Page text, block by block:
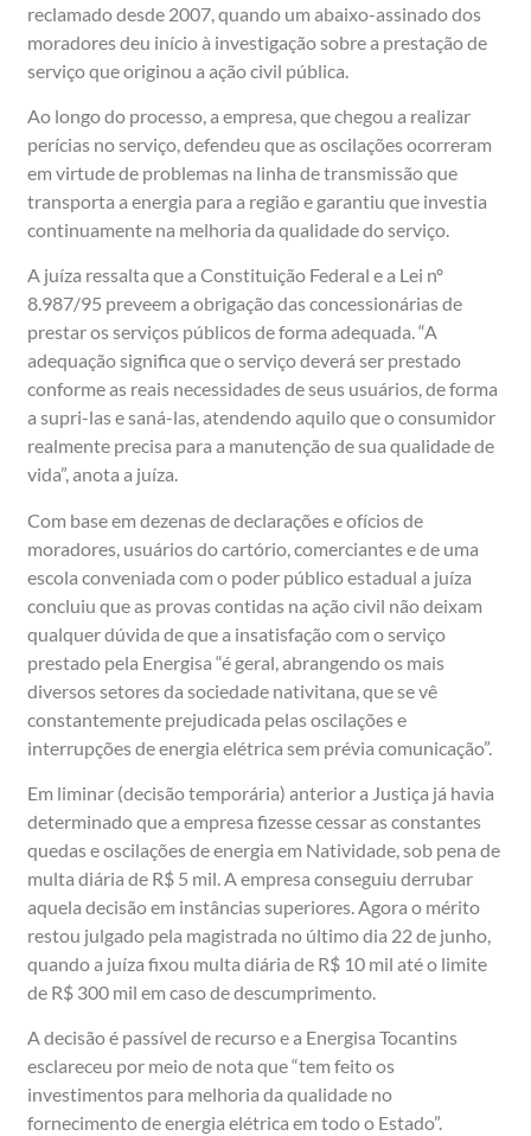
reclamado desde 2007, quando um abaixo-assinado dos
moradores deu início à investigação sobre a prestação de
serviço que originou a ação civil pública.
Ao longo do processo, a empresa, que chegou a realizar
perícias no serviço, defendeu que as oscilações ocorreram
em virtude de problemas na linha de transmissão que
transporta a energia para a região e garantiu que investia
continuamente na melhoria da qualidade do serviço.
A juíza ressalta que a Constituição Federal e a Lei nº
8.987/95 preveem a obrigação das concessionárias de
prestar os serviços públicos de forma adequada. “A
adequação significa que o serviço deverá ser prestado
conforme as reais necessidades de seus usuários, de forma
a supri-las e saná-las, atendendo aquilo que o consumidor
realmente precisa para a manutenção de sua qualidade de
vida”, anota a juíza.
Com base em dezenas de declarações e ofícios de
moradores, usuários do cartório, comerciantes e de uma
escola conveniada com o poder público estadual a juíza
concluiu que as provas contidas na ação civil não deixam
qualquer dúvida de que a insatisfação com o serviço
prestado pela Energisa “é geral, abrangendo os mais
diversos setores da sociedade nativitana, que se vê
constantemente prejudicada pelas oscilações e
interrupções de energia elétrica sem prévia comunicação”.
Em liminar (decisão temporária) anterior a Justiça já havia
determinado que a empresa fizesse cessar as constantes
quedas e oscilações de energia em Natividade, sob pena de
multa diária de R$ 5 mil. A empresa conseguiu derrubar
aquela decisão em instâncias superiores. Agora o mérito
restou julgado pela magistrada no último dia 22 de junho,
quando a juíza fixou multa diária de R$ 10 mil até o limite
de R$ 300 mil em caso de descumprimento.
A decisão é passível de recurso e a Energisa Tocantins
esclareceu por meio de nota que “tem feito os
investimentos para melhoria da qualidade no
fornecimento de energia elétrica em todo o Estado”.